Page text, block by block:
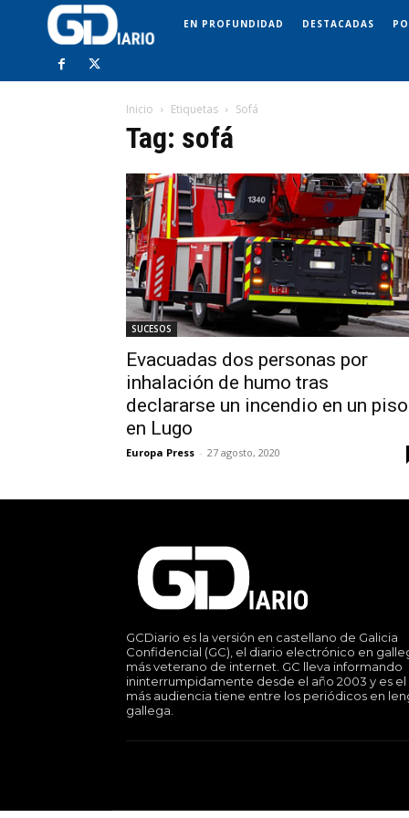
EN PROFUNDIDAD DESTACADAS
Inicio Etiquetas Sofá
Tag: sofá
SUCESOS
Evacuadas dos personas por
inhalación de humo tras
declararse un incendio en un piso
en Lugo
Europa Press - 27 agosto, 2020
GCDiario es la versión en castellano de Galicia
Confidencial (GC), el diario electrónico en
más veterano de internet. GC lleva informando
ininterrumpidamente desde el año 2003 y es
más audiencia tiene entre los periódicos en
gallega.